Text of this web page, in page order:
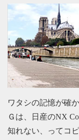
ワタシの記憶が確
Ｇは、日産のNX
知れない、ってコ